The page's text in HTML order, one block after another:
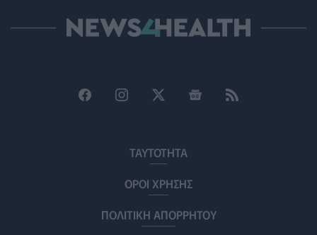
θεραπεία και "κατασκοπεύει" τον όγκο
αυξημένο κίνδυνο γλαυκώματος
Τρέξιμο και αρθρώσεις: Τι δείχνουν οι νέες έρευνες και
05/08/2026 - 09:00
ΟΗΕ: Επιδεινώνεται η κρίση παιδικού υποσιτισμού
ΤΑΥΤΟΤΗΤΑ
ΟΡΟΙ ΧΡΗΣΗΣ
ΠΟΛΙΤΙΚΗ ΑΠΟΡΡΗΤΟΥ